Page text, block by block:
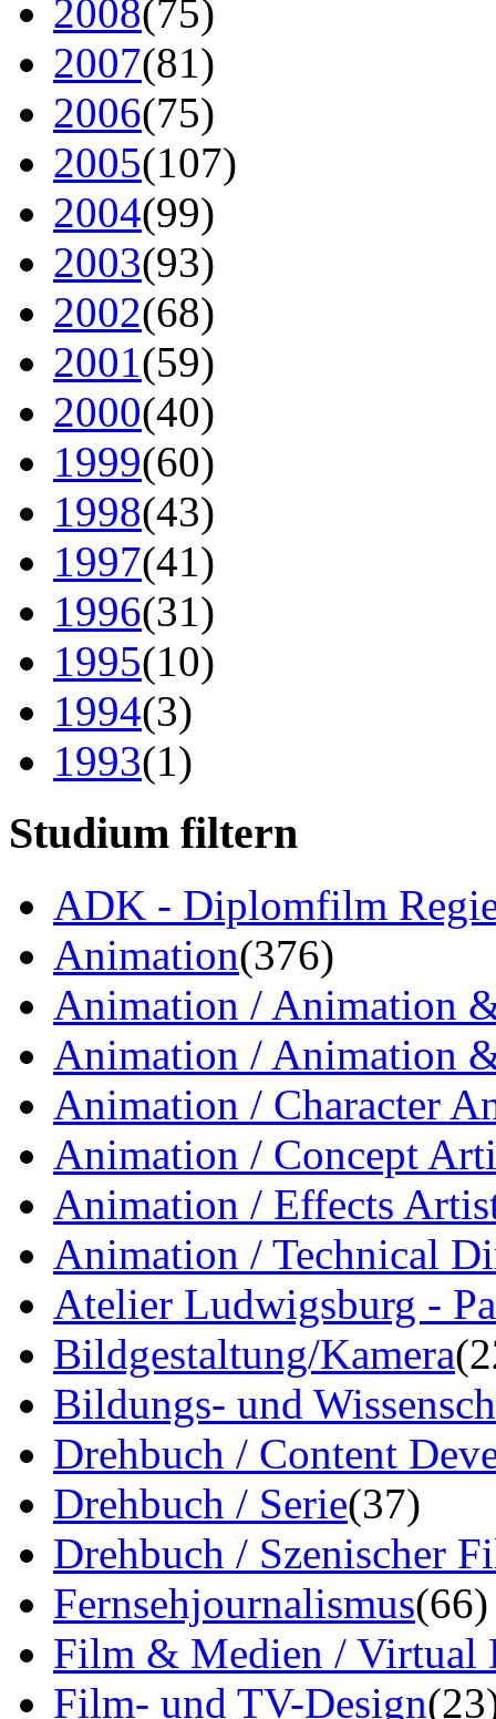
2008(75)
2007(81)
2006(75)
2005(107)
2004(99)
2003(93)
2002(68)
2001(59)
2000(40)
1999(60)
1998(43)
1997(41)
1996(31)
1995(10)
1994(3)
1993(1)
Studium filtern
ADK - Diplomfilm
Animation(376)
Animation / Animation
Animation / Animation
Animation / Character
Animation / Concept
Animation / Effects
Animation / Technical
Atelier Ludwigsburg -
Bildgestaltung/Kamera
Bildungs- und
Drehbuch / Content
Drehbuch / Serie(37)
Drehbuch / Szenischer
Fernsehjournalismus(66)
Film & Medien / Virtual
Film- und TV-Design